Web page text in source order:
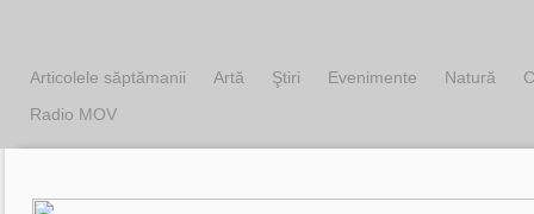
Articolele săptămanii Artă Ştiri Evenimente Natură
Radio MOV